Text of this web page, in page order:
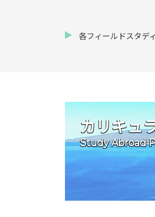
各フィールドスタデ
カリキュ
Study Abroad